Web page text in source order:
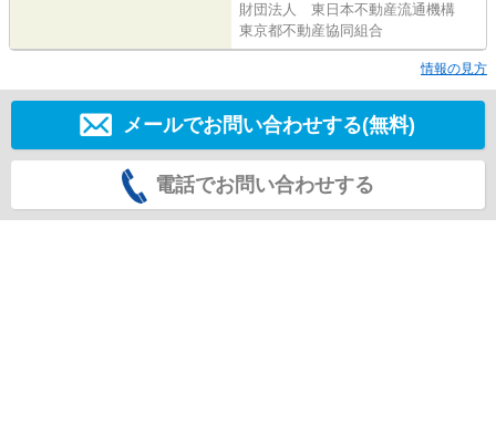
財団法人 東日本不動産流通機構
東京都不動産協同組合
情報の見方
メールでお問い合わせする(無料)
電話でお問い合わせする